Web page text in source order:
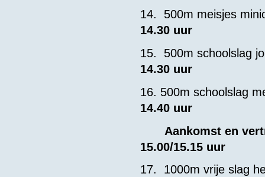
14. 500m
14.30 uur
15. 500m
14.30 uur
16. 500m
14.40 uur
15.00/15.15 uur
17. 1000m